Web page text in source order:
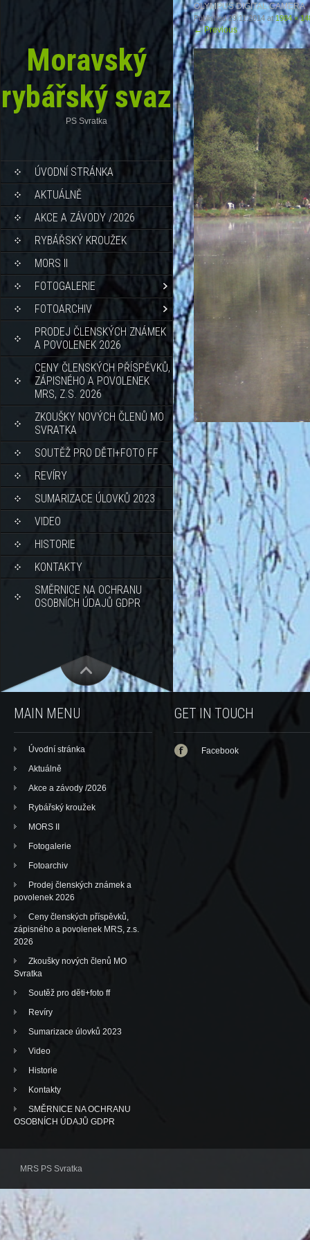
Moravský
rybářský svaz
PS Svratka
ÚVODNÍ STRÁNKA
AKTUÁLNĚ
AKCE A ZÁVODY /2026
RYBÁŘSKÝ KROUŽEK
MORS II
FOTOGALERIE
FOTOARCHIV
PRODEJ ČLENSKÝCH ZNÁMEK
A POVOLENEK 2026
CENY ČLENSKÝCH PŘÍSPĚVKŮ,
ZÁPISNÉHO A POVOLENEK
MRS, Z.S. 2026
ZKOUŠKY NOVÝCH ČLENŮ MO
SVRATKA
SOUTĚŽ PRO DĚTI+FOTO FF
REVÍRY
SUMARIZACE ÚLOVKŮ 2023
VIDEO
HISTORIE
KONTAKTY
SMĚRNICE NA OCHRANU
OSOBNÍCH ÚDAJŮ GDPR
OLYMPUS DIGITAL CAMERA
Published29.11.2014 at1984 ×
←Previous
MAIN MENU
Úvodní stránka
Aktuálně
Akce a závody /2026
Rybářský kroužek
MORS II
Fotogalerie
Fotoarchiv
Prodej členských známek a
povolenek 2026
Ceny členských příspěvků,
zápisného a povolenek MRS, z.s.
2026
Zkoušky nových členů MO
Svratka
Soutěž pro děti+foto ff
Revíry
Sumarizace úlovků 2023
Video
Historie
Kontakty
SMĚRNICE NA OCHRANU
OSOBNÍCH ÚDAJŮ GDPR
GET IN TOUCH
Facebook
MRS PS Svratka